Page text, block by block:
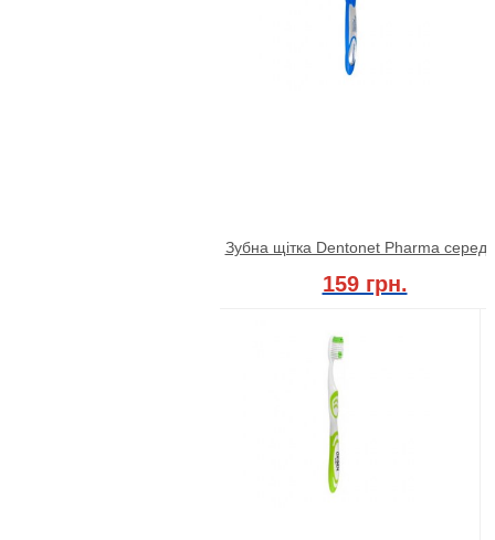
Зубна щітка Dentonet Pharma
159 грн.